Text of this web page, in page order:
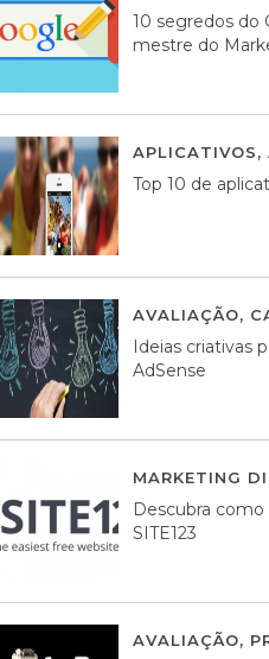
10 segredos do
mestre do
APLICATIVOS,
Top 10 de
AVALIAÇÃO,
Ideias criativas
AdSense
MARKETING
Descubra
SITE123
AVALIAÇÃO,